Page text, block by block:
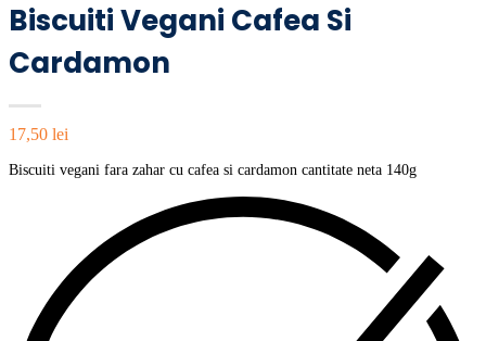
Biscuiti Vegani Cafea Si
Cardamon
17,50 lei
Biscuiti vegani fara zahar cu cafea si cardamon cantitate neta 140g